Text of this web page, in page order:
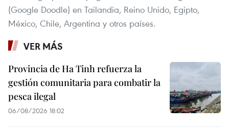
(Google Doodle) en Tailandia, Reino Unido, Egipto,
México, Chile, Argentina y otros países.
VER MÁS
Provincia de Ha Tinh refuerza la
gestión comunitaria para combatir la
pesca ilegal
06/08/2026 18:02